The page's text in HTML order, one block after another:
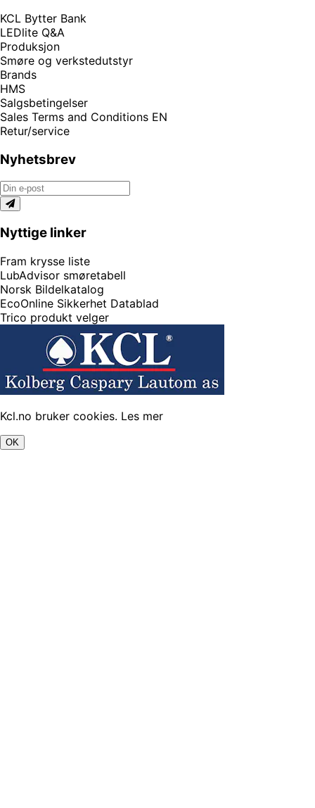
KCL Bytter Bank
LEDlite Q&A
Produksjon
Smøre og verkstedutstyr
Brands
HMS
Salgsbetingelser
Sales Terms and Conditions EN
Retur/service
Nyhetsbrev
Nyttige linker
Fram krysse liste
LubAdvisor smøretabell
Norsk Bildelkatalog
EcoOnline Sikkerhet Datablad
Trico produkt velger
Kcl.no bruker cookies. Les mer
OK